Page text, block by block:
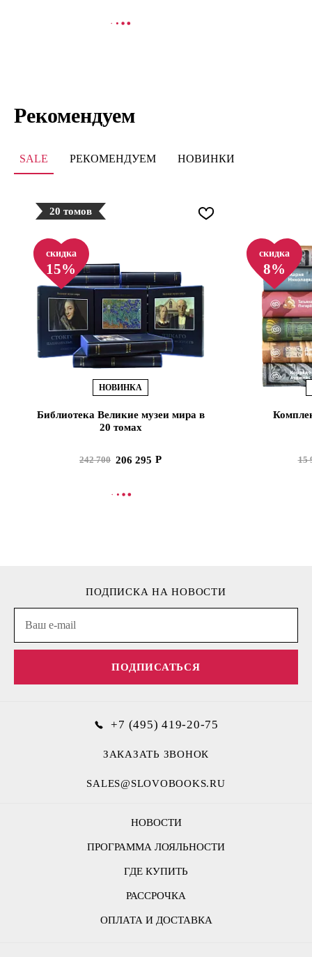
СООБЩИТЬ О ПОСТУПЛЕНИИ
Рекомендуем
SALE РЕКОМЕНДУЕМ НОВИНКИ
20 томов
скидка
15%
НОВИНКА
Библиотека Великие музеи мира в
20 томах
242 700 206 295
В КОРЗИНУ
скидка
8%
15
НОВОСТИ
ПРОГРАММА ЛОЯЛЬНОСТИ
ГДЕ КУПИТЬ
РАССРОЧКА
ОПЛАТА И ДОСТАВКА
ПОДПИСКА НА НОВОСТИ
ПОДПИСАТЬСЯ
+7 (495) 419-20-75
ЗАКАЗАТЬ ЗВОНОК
SALES@SLOVOBOOKS.RU